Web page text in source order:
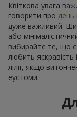
Квіткова увага
говорити про
дуже важливий.
або
вибирайте те, що
любить яскравість
лілії, якщо
еустоми.